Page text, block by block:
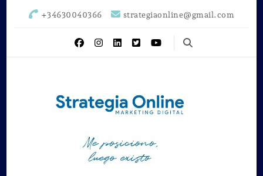
+34630040366 strategiaonline@gmail.com